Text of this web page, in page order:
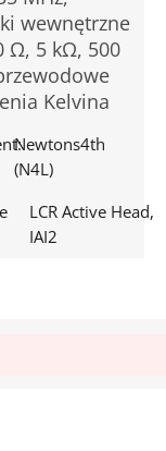
wewnętrzne
Ω, 5 kΩ, 500
Kelvina
Newtons4th
(N4L)
LCR Active Head
IAI2